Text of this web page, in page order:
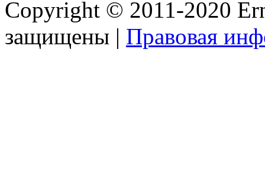
Copyright © 2011-2020
защищены | Правовая